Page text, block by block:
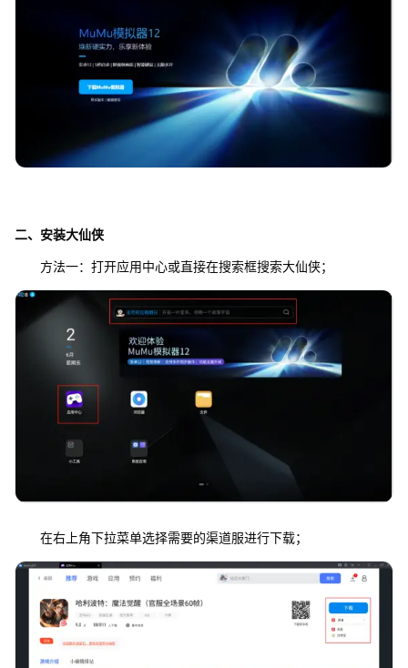
二、安装大仙侠
方法一：打开应用中心或直接在搜索框搜索大仙侠；
在右上角下拉菜单选择需要的渠道服进行下载；